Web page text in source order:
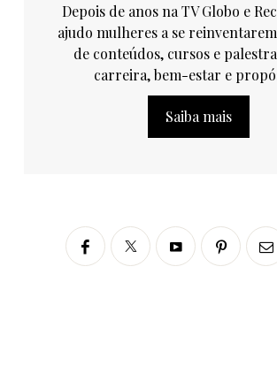
Depois de anos na TV Globo e
ajudo mulheres a se
de conteúdos, cursos e
carreira, bem-estar e
Saiba mais